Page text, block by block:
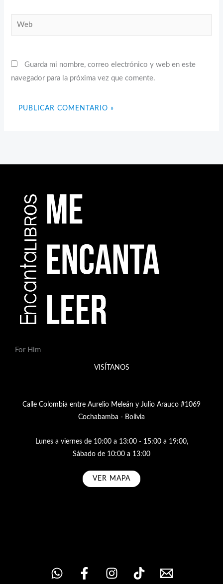
Web
Guarda mi nombre, correo electrónico y web en este
navegador para la próxima vez que comente.
For Him
VISÍTANOS
Calle Colombia entre Aurelio Meleán y Julio Arauco #1069
Cochabamba - Bolivia
Lunes a viernes de 10:00 a 13:00 - 15:00 a 19:00,
Sábado de 10:00 a 13:00
VER MAPA